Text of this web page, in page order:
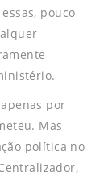
pouco
por
Mas
política no